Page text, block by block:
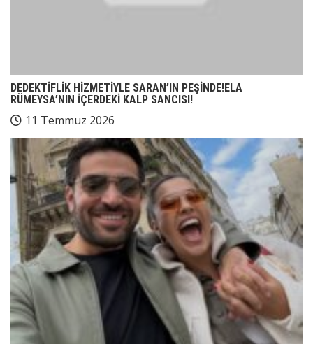
DEDEKTİFLİK HİZMETİYLE SARAN’IN PEŞİNDE!ELA
RÜMEYSA’NIN İÇERDEKİ KALP SANCISI!
11 Temmuz 2026